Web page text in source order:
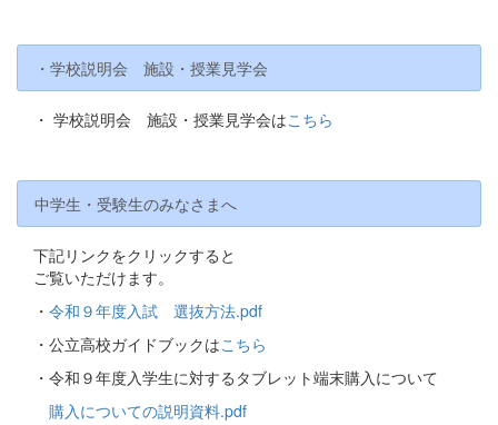
・学校説明会 施設・授業見学会
・ 学校説明会 施設・授業見学会はこちら
中学生・受験生のみなさまへ
下記リンクをクリックすると
ご覧いただけます。
・ 令和９年度入試 選抜方法.pdf
・公立高校ガイドブックはこちら
・令和９年度入学生に対するタブレット端末購入について
購入についての説明資料.pdf